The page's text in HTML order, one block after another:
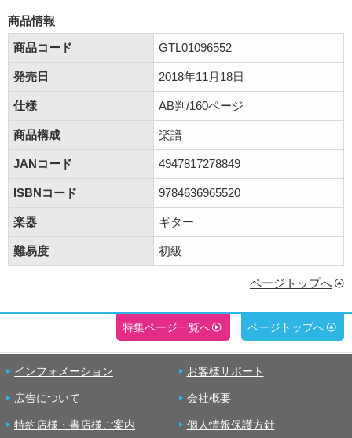
商品情報
商品コード
GTL01096552
発売日 2018年11月18日
仕様 AB判/160ページ
商品構成 楽譜
JANコード 4947817278849
ISBNコード 9784636965520
楽器 ギター
難易度 初級
ページトップへ
特集ページ一覧へ ページトップへ
インフォメーション お客様サポート
広告について 会社概要
特約店様・書店様ご案内 個人情報保護方針